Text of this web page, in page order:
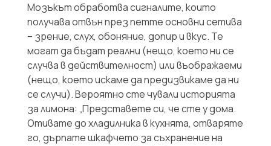
Мозъкът обработва сигналите, които
получава отвън през петте основни сетива
– зрение, слух, обоняние, допир и вкус. Те
могат да бъдат реални (нещо, което ни се
случва в действителност) или въображаеми
(нещо, което искаме да предизвикаме да ни
се случи). Вероятно сте чували историята
за лимона: „Представете си, че сте у дома.
Отивате до хладилника в кухнята, отваряте
го, дърпате шкафчето за съхранение на